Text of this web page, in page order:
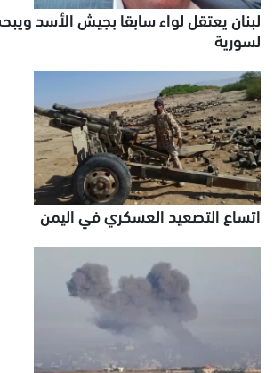
لبنان يعتقل لواء سابقا بجيش الأسد
لسورية
اتساع التصعيد العسكري في اليمن